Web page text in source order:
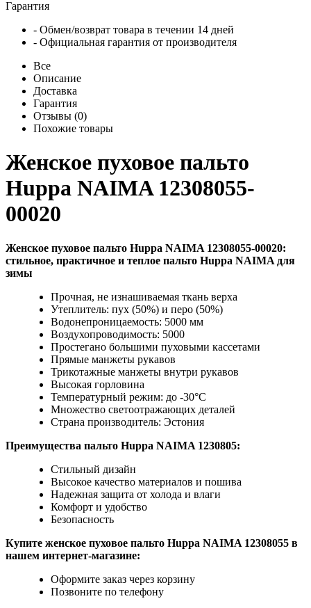
Гарантия
- Обмен/возврат товара в течении 14 дней
- Официальная гарантия от производителя
Все
Описание
Доставка
Гарантия
Отзывы (0)
Похожие товары
Женское пуховое пальто
Huppa NAIMA 12308055-
00020
Женское пуховое пальто Huppa NAIMA 12308055-00020:
стильное, практичное и теплое пальто Huppa NAIMA для
зимы
Прочная, не изнашиваемая ткань верха
Утеплитель: пух (50%) и перо (50%)
Водонепроницаемость: 5000 мм
Воздухопроводимость: 5000
Простегано большими пуховыми кассетами
Прямые манжеты рукавов
Трикотажные манжеты внутри рукавов
Высокая горловина
Температурный режим: до -30°C
Множество светоотражающих деталей
Страна производитель: Эстония
Преимущества пальто Huppa NAIMA 1230805:
Стильный дизайн
Высокое качество материалов и пошива
Надежная защита от холода и влаги
Комфорт и удобство
Безопасность
Купите женское пуховое пальто Huppa NAIMA 12308055 в
нашем интернет-магазине:
Оформите заказ через корзину
Позвоните по телефону